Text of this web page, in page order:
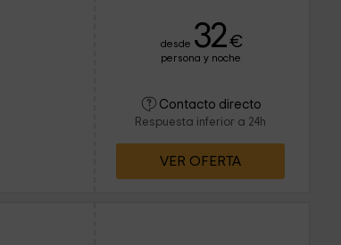
desde 32€
persona y noche
Contacto directo
Respuesta inferior a 24h
VER OFERTA